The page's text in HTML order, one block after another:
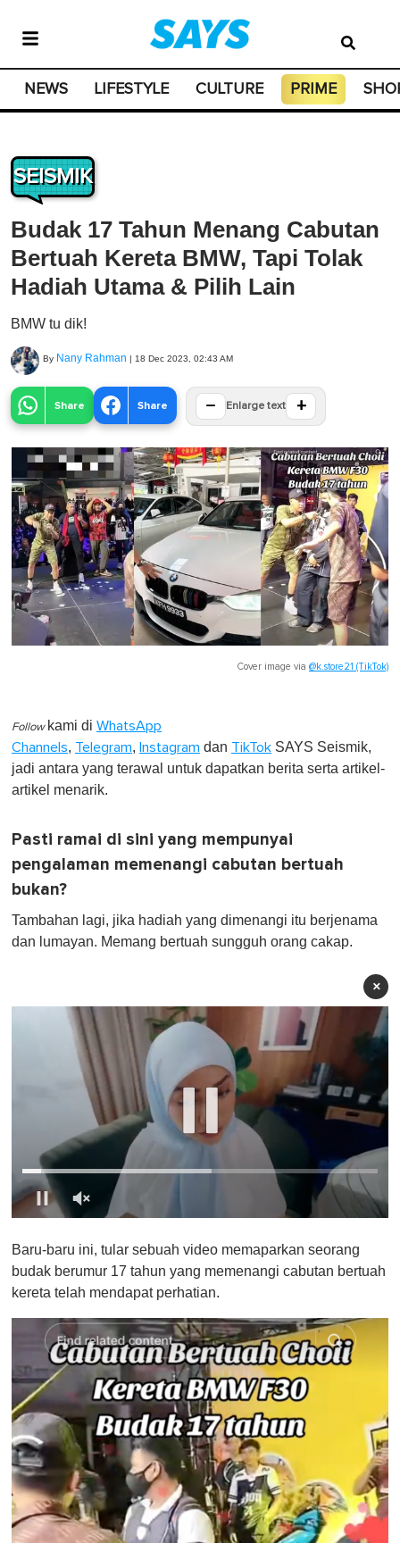
NEWS LIFESTYLE CULTURE PRIME
SEISMIK
Budak 17 Tahun Menang Cabutan
Bertuah Kereta BMW, Tapi Tolak
Hadiah Utama & Pilih Lain
BMW tu dik!
By Nany Rahman | 18 Dec 2023, 02:43 AM
Share Share − Enlarge text +
Cover image via @k.store21 (TikTok)
Follow kami di WhatsApp
Channels, Telegram, Instagram dan TikTok SAYS Seismik,
jadi antara yang terawal untuk dapatkan berita serta artikel-
artikel menarik.
Pasti ramai di sini yang mempunyai
pengalaman memenangi cabutan bertuah
bukan?
Tambahan lagi, jika hadiah yang dimenangi itu berjenama
dan lumayan. Memang bertuah sungguh orang cakap.
×
f
1
i
,
0
Baru-baru ini, tular sebuah video memaparkan seorang
budak berumur 17 tahun yang memenangi cabutan bertuah
kereta telah mendapat perhatian.